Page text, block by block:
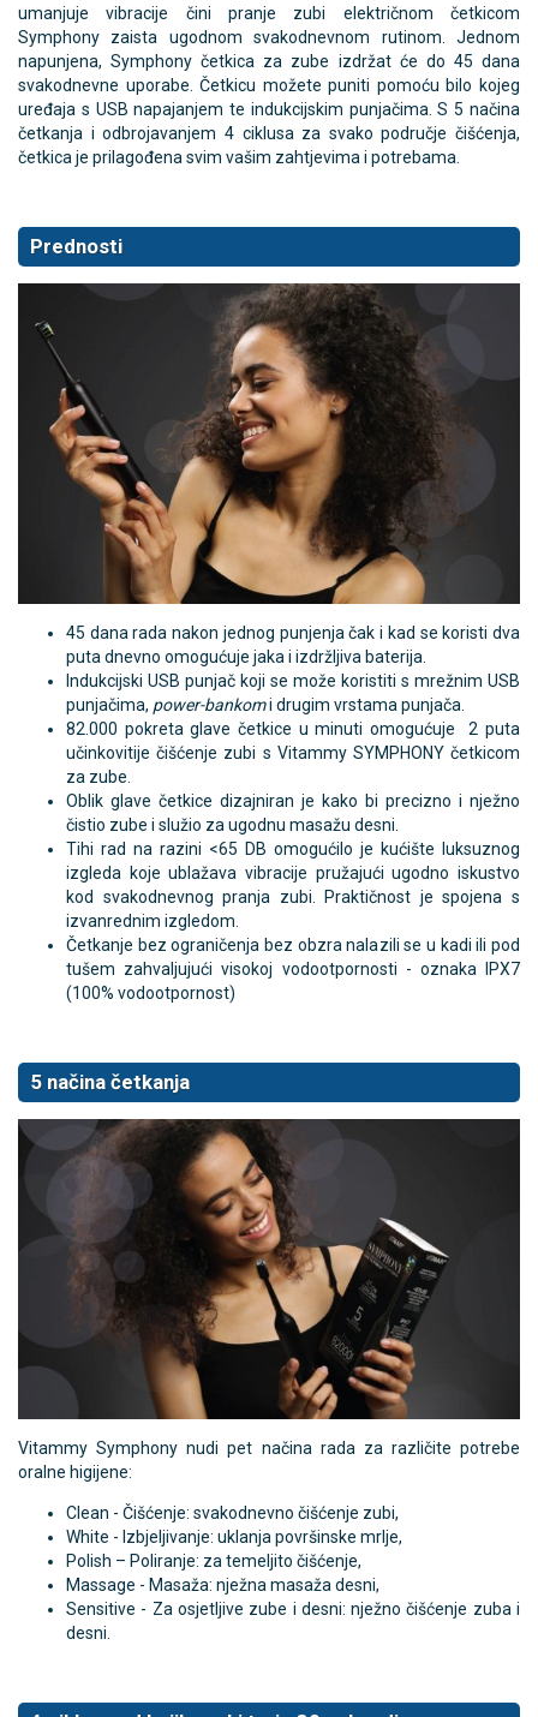
umanjuje vibracije čini pranje zubi električnom četkicom
Symphony zaista ugodnom svakodnevnom rutinom. Jednom
napunjena, Symphony četkica za zube izdržat će do 45 dana
svakodnevne uporabe. Četkicu možete puniti pomoću bilo kojeg
uređaja s USB napajanjem te indukcijskim punjačima. S 5 načina
četkanja i odbrojavanjem 4 ciklusa za svako područje čišćenja,
četkica je prilagođena svim vašim zahtjevima i potrebama.
Prednosti
45 dana rada nakon jednog punjenja čak i kad se koristi dva
puta dnevno omogućuje jaka i izdržljiva baterija.
Indukcijski USB punjač koji se može koristiti s mrežnim USB
punjačima, power-bankomi drugim vrstama punjača.
82.000 pokreta glave četkice u minuti omogućuje 2 puta
učinkovitije čišćenje zubi s Vitammy SYMPHONY četkicom
za zube.
Oblik glave četkice dizajniran je kako bi precizno i nježno
čistio zube i služio za ugodnu masažu desni.
Tihi rad na razini <65 DB omogućilo je kućište luksuznog
izgleda koje ublažava vibracije pružajući ugodno iskustvo
kod svakodnevnog pranja zubi. Praktičnost je spojena s
izvanrednim izgledom.
Četkanje bez ograničenja bez obzra nalazili se u kadi ili pod
tušem zahvaljujući visokoj vodootpornosti - oznaka IPX7
(100% vodootpornost)
5 načina četkanja
Vitammy Symphony nudi pet načina rada za različite potrebe
oralne higijene:
Clean - Čišćenje: svakodnevno čišćenje zubi,
White - Izbjeljivanje: uklanja površinske mrlje,
Polish – Poliranje: za temeljito čišćenje,
Massage - Masaža: nježna masaža desni,
Sensitive - Za osjetljive zube i desni: nježno čišćenje zuba i
desni.